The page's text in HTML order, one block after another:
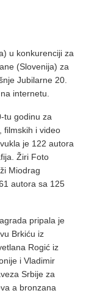
u konkurenciji za
(Slovenija) za
Jubilarne 20.
internetu.
tu godinu za
filmskih i video
je 122 autora
Žiri Foto
Miodrag
autora sa 125
pripala je
Brkiću iz
Rogić iz
i Vladimir
Srbije za
a bronzana